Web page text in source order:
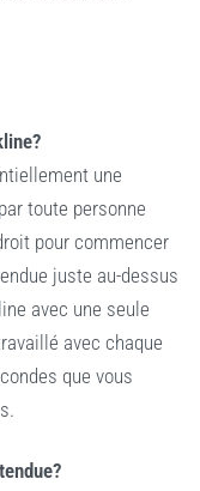
une
toute personne
pour commencer
juste au-dessus
avec une seule
avec chaque
que vous